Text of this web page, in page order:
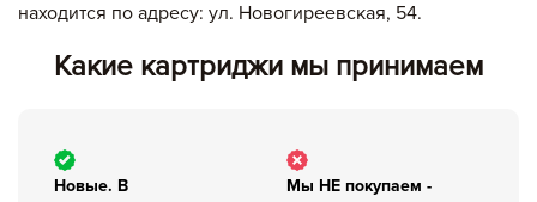
находится по адресу: ул. Новогиреевская, 54.
Какие картриджи мы принимаем
Новые. В
Мы НЕ покупаем -